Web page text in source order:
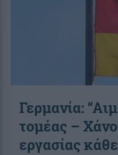
Γερμανία:
τομέας –
εργασίας